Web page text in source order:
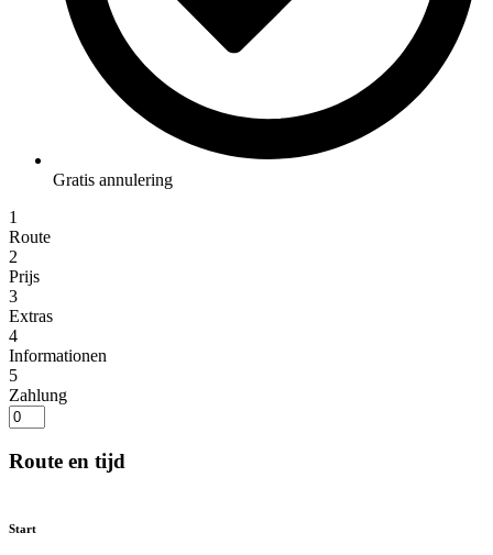
Gratis annulering
1
Route
2
Prijs
3
Extras
4
Informationen
5
Zahlung
Route en tijd
Start